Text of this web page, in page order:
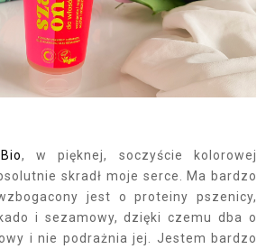
, w pięknej, soczyście kolorowej
skradł moje serce. Ma bardzo
jest o proteiny pszenicy,
i sezamowy, dzięki czemu dba o
i nie podrażnia jej. Jestem bardzo